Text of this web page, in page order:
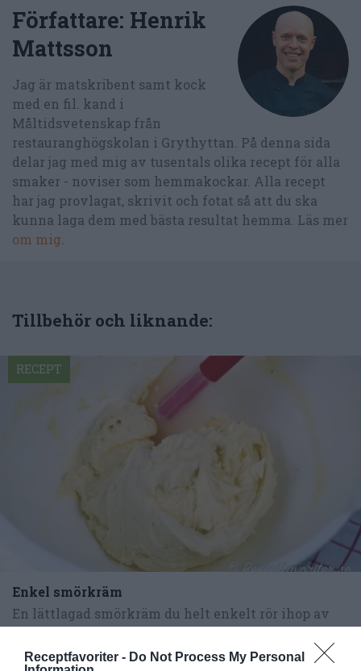
Receptfavoriter - Do Not Process My Personal
Författare: Henrik
Mattsson
Jag är matskribent samt kock
med en fil. kand i
Måltidsvetenskap från
restauranghögskolan i Grythyttan. På denna sida
delar jag med mig av tusentals olika recept för alla
smaker - noviser som hemmakockar. Alla recept
har jag provlagat, skrivit och fotat så att du ska
kunna laga dem med bästa resultat hemma. Läs mer
om mig
Tillbehör och liknande:
Enkel smörkräm
En lättlagad smörkräm du helt enkelt rör ihop av
RECEPT